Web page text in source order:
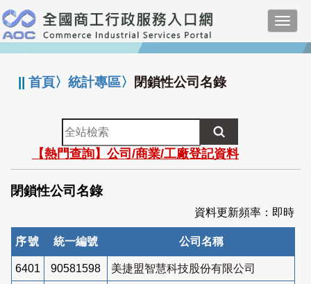
跳
到
主
要
:::
||首頁〉統計專區〉 閉鎖性公司名錄
全
站
檢
索
【熱門查詢】公司/商業/工廠登記資料
閉鎖性公司名錄
資料更新頻率：即時
序號 統一編號 公司名稱
6401 90581598 美捷盟智慧科技股份有限公司